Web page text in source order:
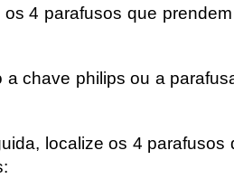
4 parafusos que
a chave philips ou a
localize os 4 parafusos